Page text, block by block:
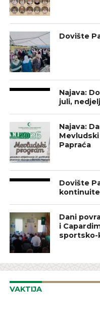
Dovište
Najava:
juli,
Najava:
Papraća
Dovište
Dani
i
VAKTIJA